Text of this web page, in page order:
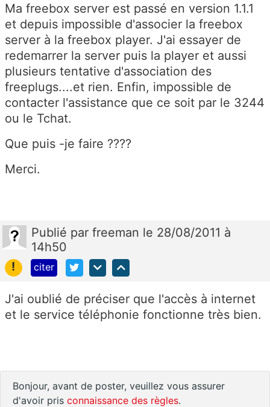
Ma freebox server est passé en version 1.1.1
et depuis impossible d'associer la freebox
server à la freebox player. J'ai essayer de
redemarrer la server puis la player et aussi
plusieurs tentative d'association des
freeplugs....et rien. Enfin, impossible de
contacter l'assistance que ce soit par le 3244
ou le Tchat.
Que puis -je faire ????
Merci.
Publié par freeman le 28/08/2011 à
14h50
!
citer
J'ai oublié de préciser que l'accès à internet
et le service téléphonie fonctionne très bien.
Bonjour, avant de poster, veuillez vous assurer
d'avoir pris connaissance des règles.